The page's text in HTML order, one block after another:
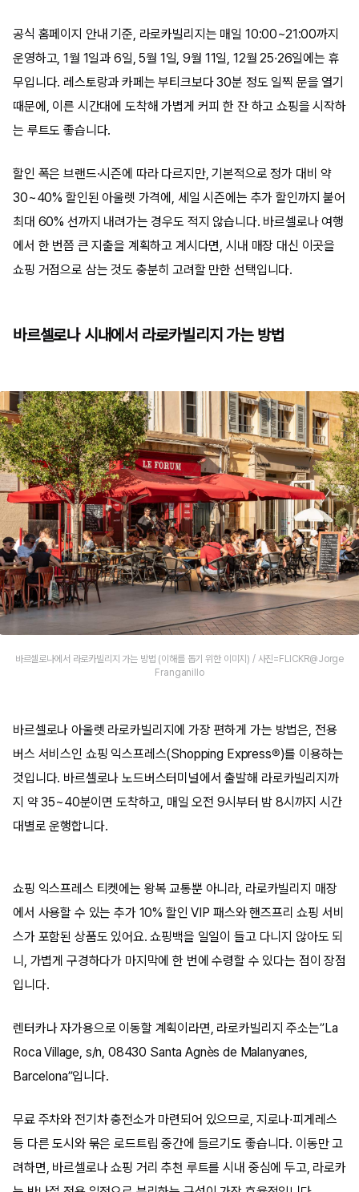
공식 홈페이지 안내 기준, 라로카빌리지는 매일 10:00~21:00까지
운영하고, 1월 1일과 6일, 5월 1일, 9월 11일, 12월 25·26일에는 휴
무입니다. 레스토랑과 카페는 부티크보다 30분 정도 일찍 문을 열기
때문에, 이른 시간대에 도착해 가볍게 커피 한 잔 하고 쇼핑을 시작하
는 루트도 좋습니다.
할인 폭은 브랜드·시즌에 따라 다르지만, 기본적으로 정가 대비 약
30~40% 할인된 아울렛 가격에, 세일 시즌에는 추가 할인까지 붙어
최대 60% 선까지 내려가는 경우도 적지 않습니다. 바르셀로나 여행
에서 한 번쯤 큰 지출을 계획하고 계시다면, 시내 매장 대신 이곳을
쇼핑 거점으로 삼는 것도 충분히 고려할 만한 선택입니다.
바르셀로나 시내에서 라로카빌리지 가는 방법
바르셀로나에서 라로카빌리지 가는 방법 (이해를 돕기 위한 이미지) / 사진=FLICKR@Jorge
Franganillo
바르셀로나 아울렛 라로카빌리지에 가장 편하게 가는 방법은, 전용
버스 서비스인 쇼핑 익스프레스(Shopping Express®)를 이용하는
것입니다. 바르셀로나 노드버스터미널에서 출발해 라로카빌리지까
지 약 35~40분이면 도착하고, 매일 오전 9시부터 밤 8시까지 시간
대별로 운행합니다.
쇼핑 익스프레스 티켓에는 왕복 교통뿐 아니라, 라로카빌리지 매장
에서 사용할 수 있는 추가 10% 할인 VIP 패스와 핸즈프리 쇼핑 서비
스가 포함된 상품도 있어요. 쇼핑백을 일일이 들고 다니지 않아도 되
니, 가볍게 구경하다가 마지막에 한 번에 수령할 수 있다는 점이 장점
입니다.
렌터카나 자가용으로 이동할 계획이라면, 라로카빌리지 주소는”La
Roca Village, s/n, 08430 Santa Agnès de Malanyanes,
Barcelona”입니다.
무료 주차와 전기차 충전소가 마련되어 있으므로, 지로나·피게레스
등 다른 도시와 묶은 로드트립 중간에 들르기도 좋습니다. 이동만 고
려하면, 바르셀로나 쇼핑 거리 추천 루트를 시내 중심에 두고, 라로카